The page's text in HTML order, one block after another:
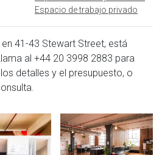
Espacio de trabajo privado
41-43 Stewart Street, está
al +44 20 3998 2883 para
detalles y el presupuesto, o